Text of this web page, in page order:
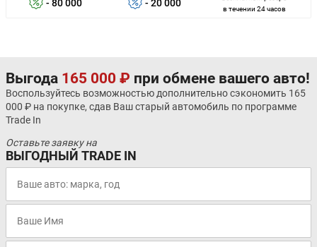
- 80 000 - 20 000
в течении 24 часов
Выгода 165 000 ₽ при обмене вашего авто!
Воспользуйтесь возможностью дополнительно сэкономить 165
000 ₽ на покупке, сдав Ваш старый автомобиль по программе
Trade In
Оставьте заявку на
ВЫГОДНЫЙ TRADE IN